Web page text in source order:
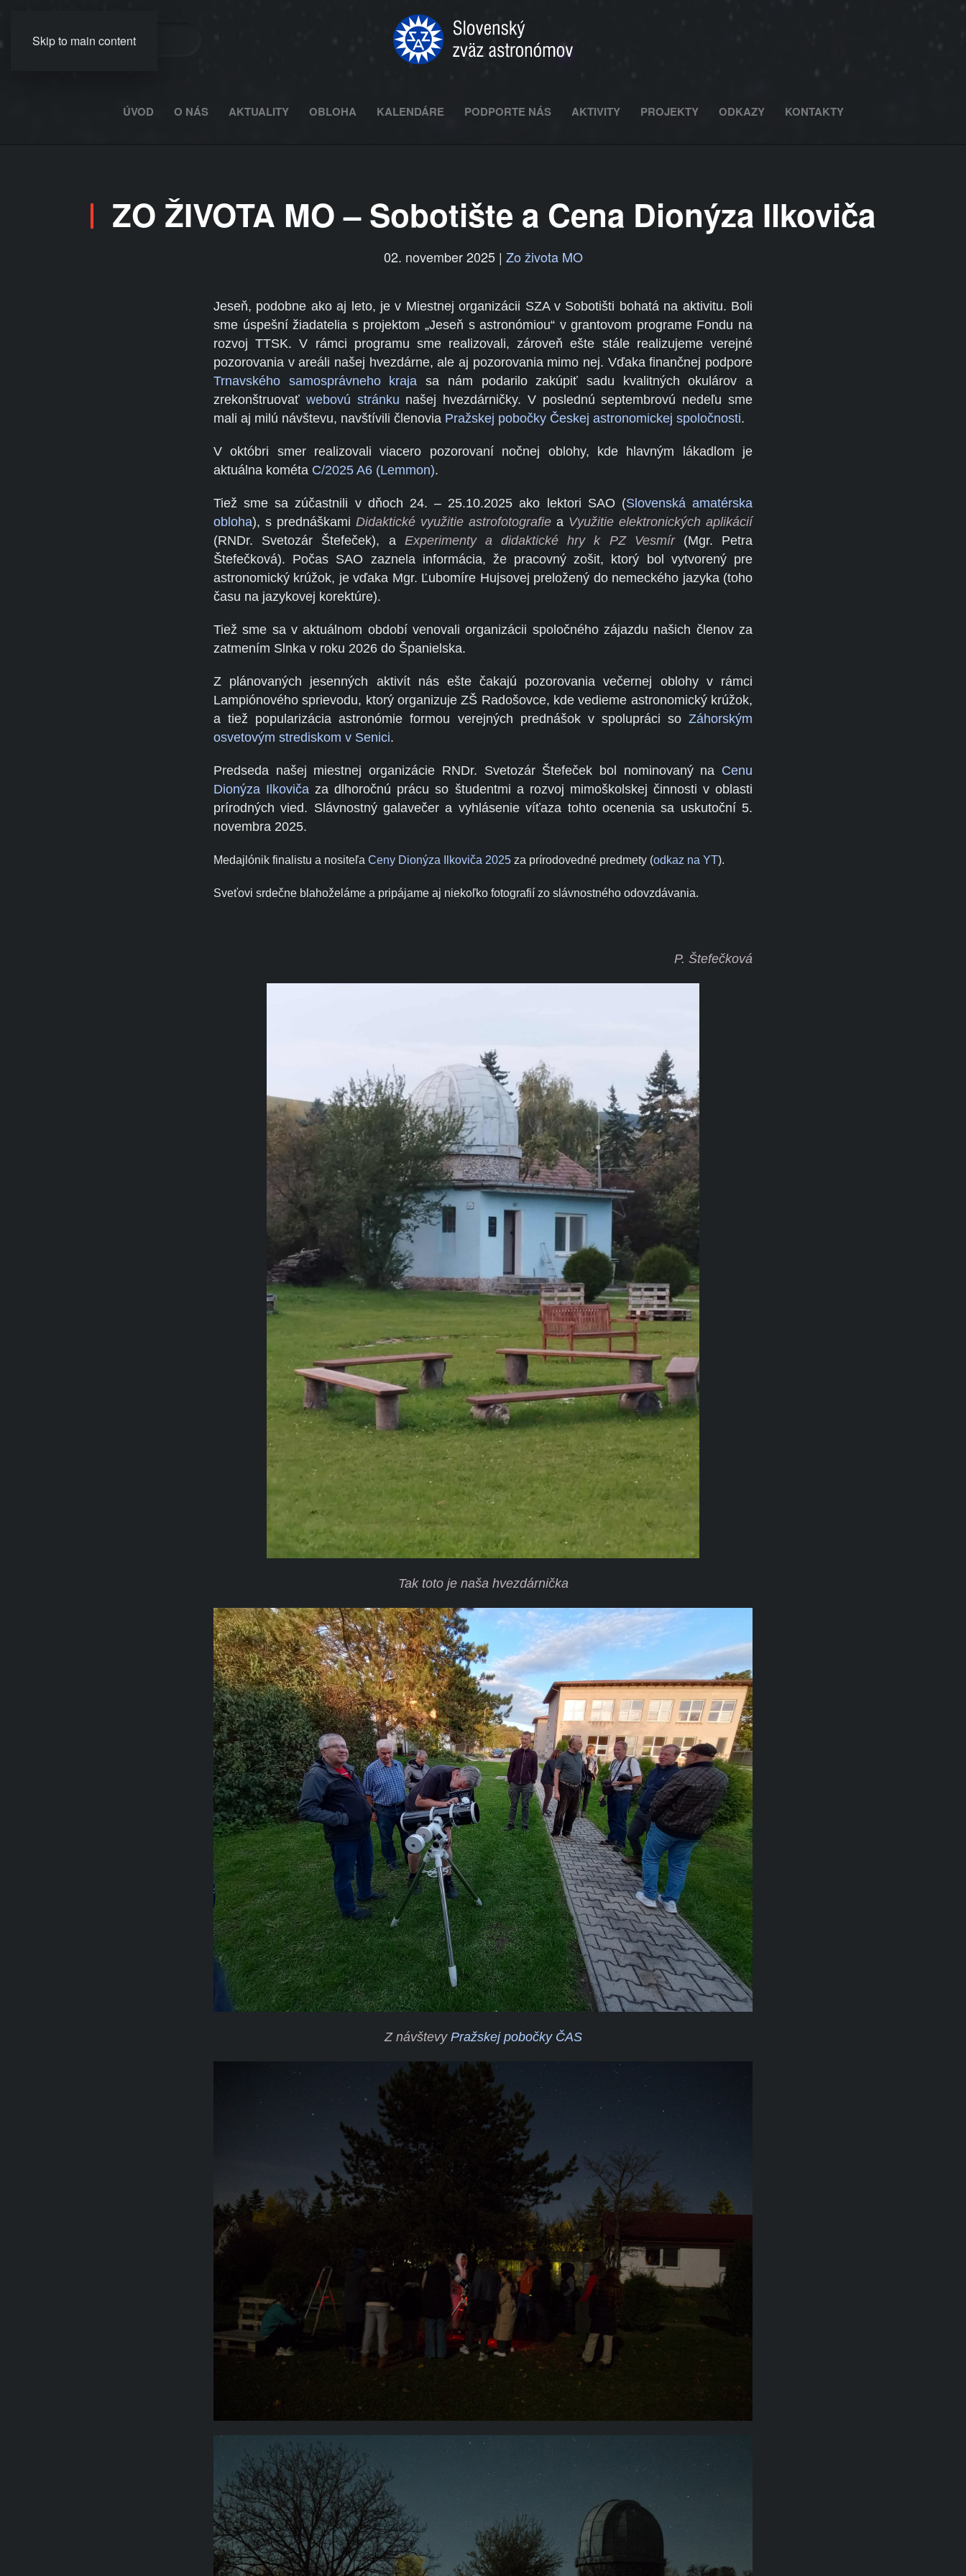
Skip to main content
ÚVOD O NÁS AKTUALITY OBLOHA KALENDÁRE PODPORTE NÁS AKTIVITY PROJEKTY ODKAZY KONTAKTY
ZO ŽIVOTA MO – Sobotište a Cena Dionýza Ilkoviča
02. november 2025| Zo života MO
Jeseň, podobne ako aj leto, je v Miestnej organizácii SZA v Sobotišti bohatá na aktivitu. Boli
sme úspešní žiadatelia s projektom „Jeseň s astronómiou“ v grantovom programe Fondu na
rozvoj TTSK. V rámci programu sme realizovali, zároveň ešte stále realizujeme verejné
pozorovania v areáli našej hvezdárne, ale aj pozorovania mimo nej. Vďaka finančnej podpore
Trnavského samosprávneho kraja sa nám podarilo zakúpiť sadu kvalitných okulárov a
zrekonštruovať webovú stránku našej hvezdárničky. V poslednú septembrovú nedeľu sme
mali aj milú návštevu, navštívili členovia Pražskej pobočky Českej astronomickej spoločnosti.
V októbri smer realizovali viacero pozorovaní nočnej oblohy, kde hlavným lákadlom je
aktuálna kométa C/2025 A6 (Lemmon).
Tiež sme sa zúčastnili v dňoch 24. – 25.10.2025 ako lektori SAO (Slovenská amatérska
obloha), s prednáškami Didaktické využitie astrofotografie a Využitie elektronických aplikácií
(RNDr. Svetozár Štefeček), a Experimenty a didaktické hry k PZ Vesmír(Mgr. Petra
Štefečková). Počas SAO zaznela informácia, že pracovný zošit, ktorý bol vytvorený pre
astronomický krúžok, je vďaka Mgr. Ľubomíre Hujsovej preložený do nemeckého jazyka (toho
času na jazykovej korektúre).
Tiež sme sa v aktuálnom období venovali organizácii spoločného zájazdu našich členov za
zatmením Slnka v roku 2026 do Španielska.
Z plánovaných jesenných aktivít nás ešte čakajú pozorovania večernej oblohy v rámci
Lampiónového sprievodu, ktorý organizuje ZŠ Radošovce, kde vedieme astronomický krúžok,
a tiež popularizácia astronómie formou verejných prednášok v spolupráci so Záhorským
osvetovým strediskom v Senici.
Predseda našej miestnej organizácie RNDr. Svetozár Štefeček bol nominovaný na Cenu
Dionýza Ilkoviča za dlhoročnú prácu so študentmi a rozvoj mimoškolskej činnosti v oblasti
prírodných vied. Slávnostný galavečer a vyhlásenie víťaza tohto ocenenia sa uskutoční 5.
novembra 2025.
Medajlónik finalistu a nositeľa Ceny Dionýza Ilkoviča 2025 za prírodovedné predmety (odkaz na YT).
Sveťovi srdečne blahoželáme a pripájame aj niekoľko fotografií zo slávnostného odovzdávania.
P. Štefečková
Tak toto je naša hvezdárnička
Z návštevy Pražskej pobočky ČAS